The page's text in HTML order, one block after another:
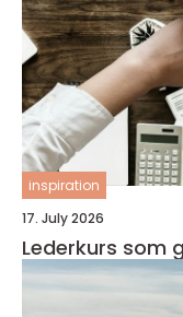
inspiration
17. July 2026
Lederkurs som